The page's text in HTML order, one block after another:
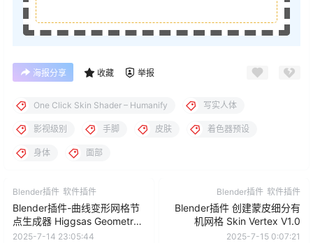
海报分享 收藏 举报
One Click Skin Shader – Humanify 写实人体
影视级别 手脚 皮肤 着色器预设
身体 面部
Blender插件 软件插件
Blender插件-曲线变形网格节
点生成器 Higgsas Geometry
Nodes Toolset V8
2025-7-14 23:05:44
Blender插件 软件插件
Blender插件 创建蒙皮细分有
机网格 Skin Vertex V1.0
2025-7-15 0:07:21